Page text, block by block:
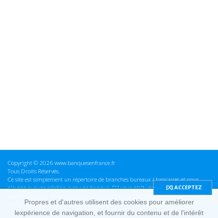
Copyright © 2026 www.banquesenfrance.fr
Tous Droits Réservés.
Ce site est simplement un répertoire de branches bureaux / bancaires et nous
n'avons aucune relation avec une banque. S'il vous plaît vérifier ces informations
avant d'effectuer toute opération, nous ne sommes pas responsables des erreurs
ou des omissions dans les informations que nous fournissons.
Propres et d'autres utilisent des cookies pour améliorer
lexpérience de navigation, et fournir du contenu et de l'intérêt